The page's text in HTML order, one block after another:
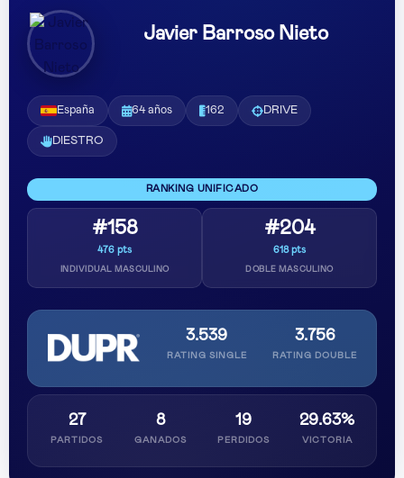
Javier Barroso Nieto
España 64 años 162 DRIVE
DIESTRO
RANKING UNIFICADO
#158
476 pts
INDIVIDUAL MASCULINO
#204
618 pts
DOBLE MASCULINO
3.539
RATING SINGLE
3.756
RATING DOUBLE
27
PARTIDOS
8
GANADOS
19
PERDIDOS
29.63%
VICTORIA